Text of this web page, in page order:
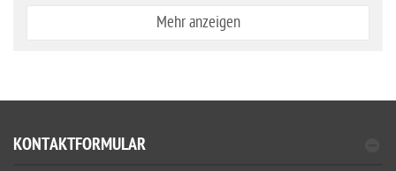
Mehr anzeigen
KONTAKTFORMULAR